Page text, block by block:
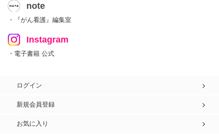
note
・『がん看護』編集室
Instagram
・電子書籍 公式
ログイン
新規会員登録
お気に入り